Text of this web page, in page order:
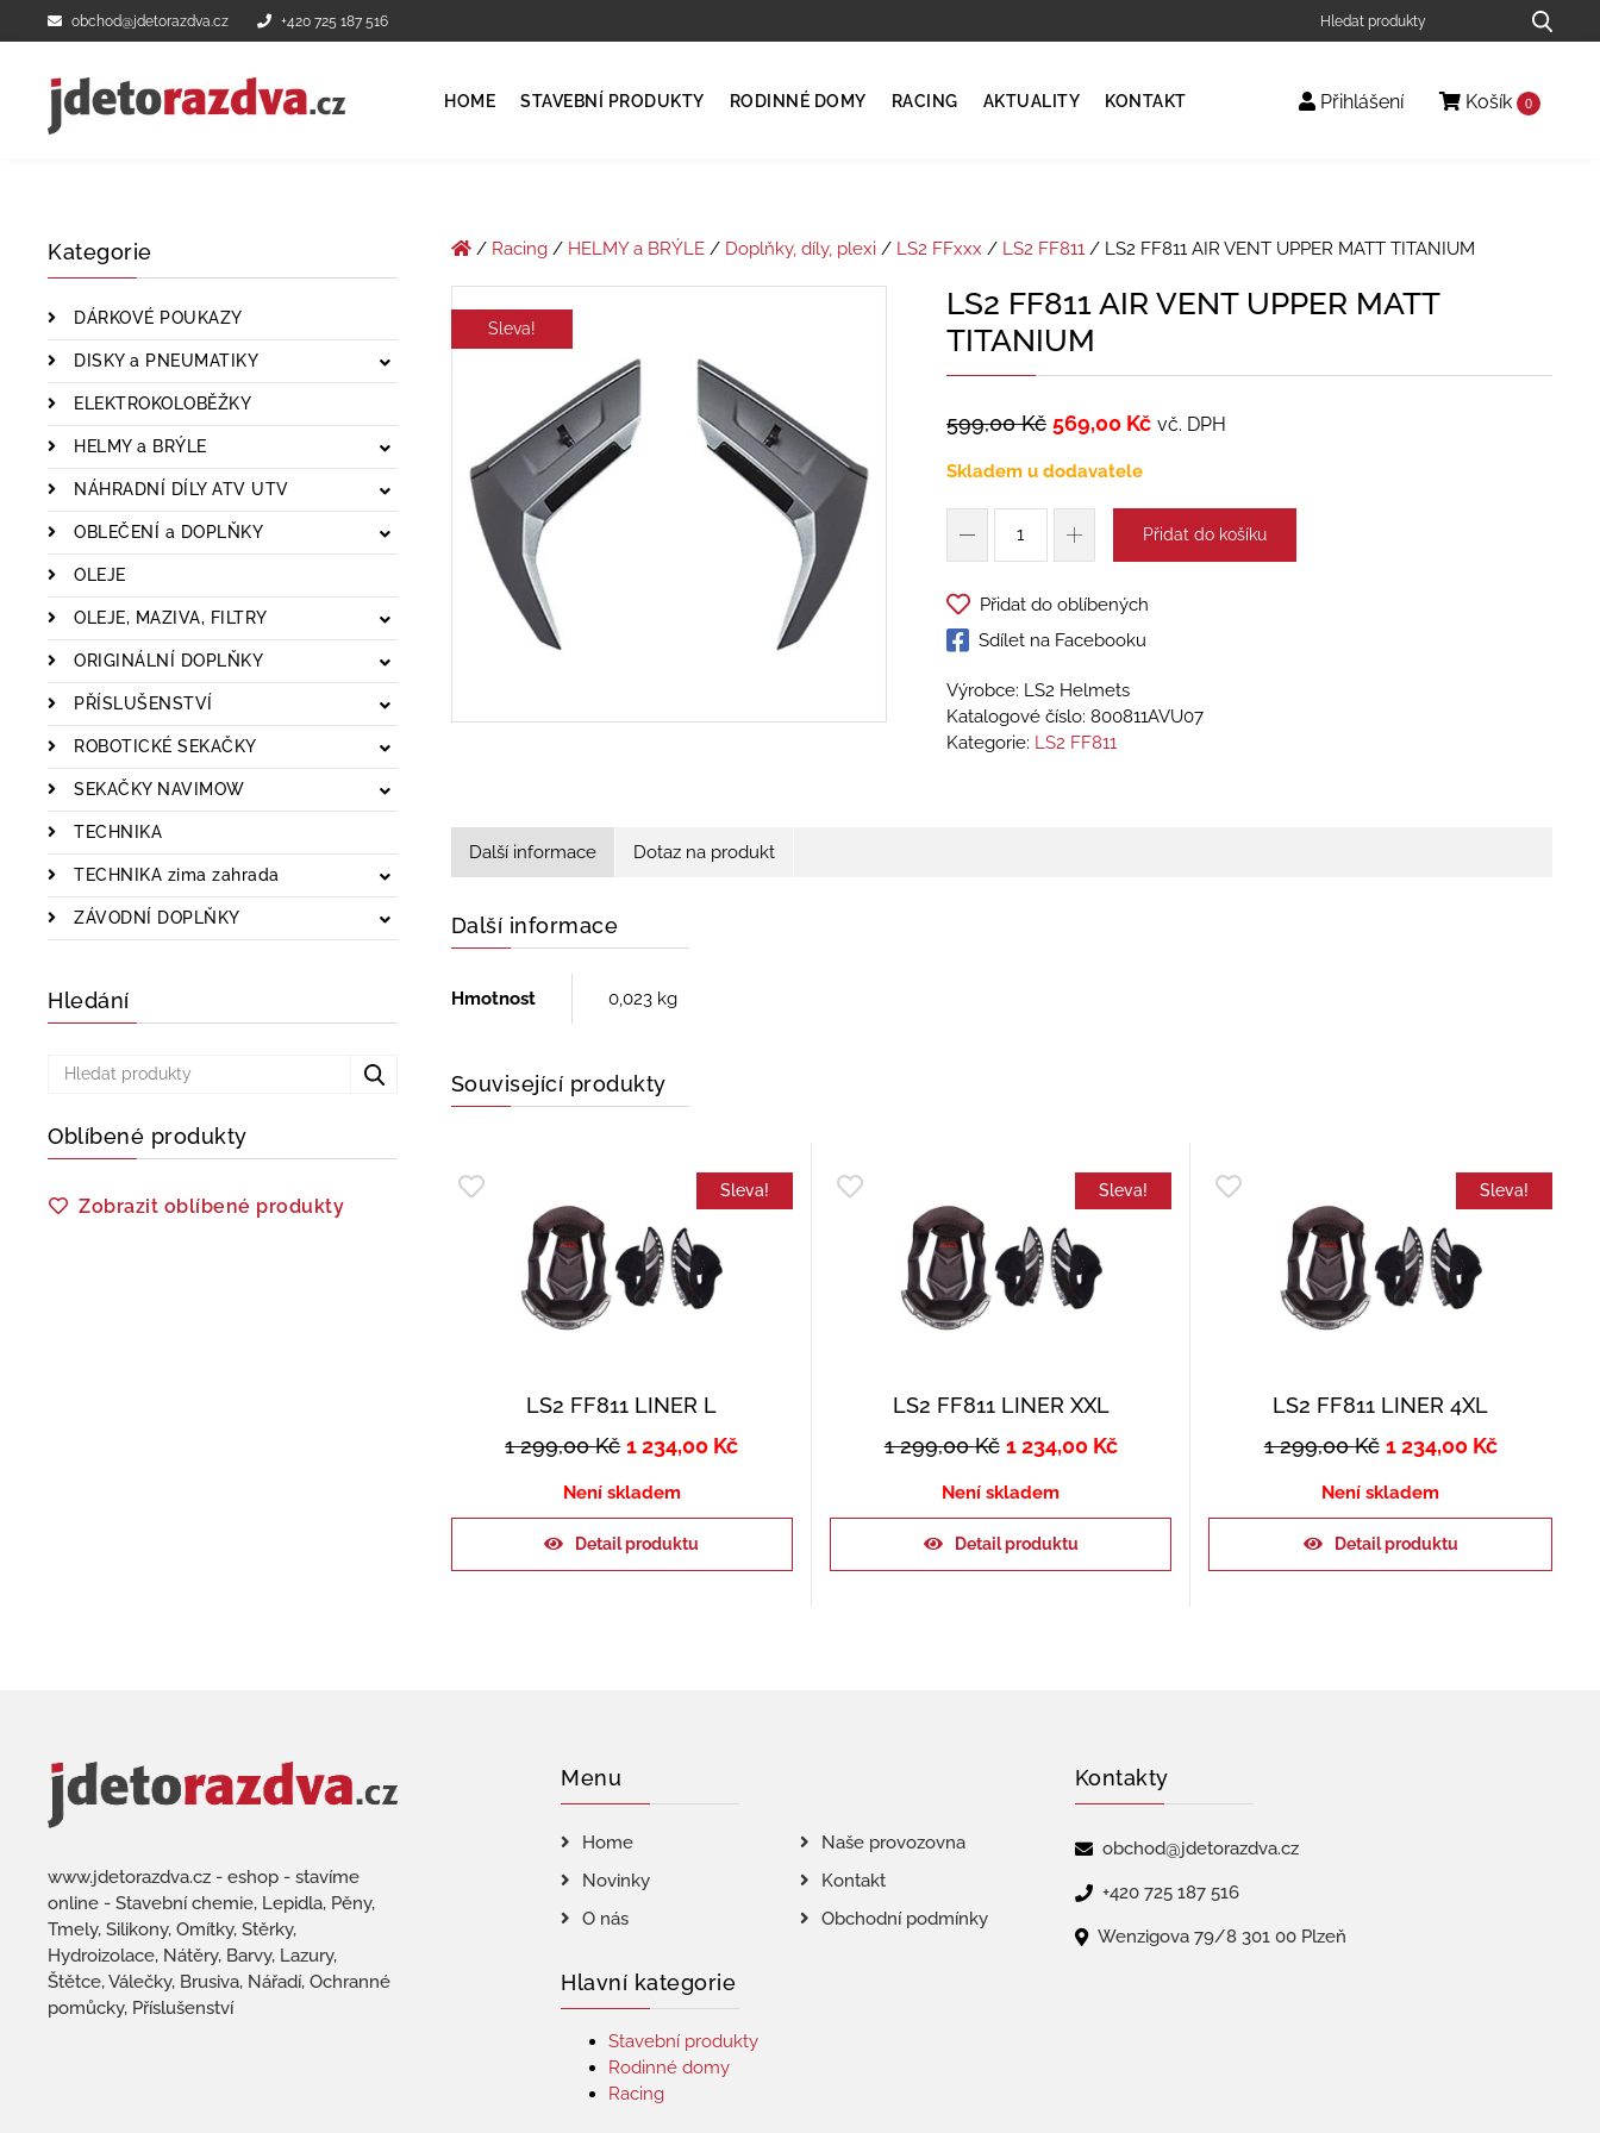
obchod@jdetorazdva.cz +420 725 187 516
HOME STAVEBNÍ PRODUKTY RODINNÉ DOMY RACING AKTUALITY KONTAKT Přihlášení Košík 0
Kategorie
DÁRKOVÉ POUKAZY
DISKY a PNEUMATIKY
ELEKTROKOLOBĚŽKY
HELMY a BRÝLE
NÁHRADNÍ DÍLY ATV UTV
OBLEČENÍ a DOPLŇKY
OLEJE
OLEJE, MAZIVA, FILTRY
ORIGINÁLNÍ DOPLŇKY
PŘÍSLUŠENSTVÍ
ROBOTICKÉ SEKAČKY
SEKAČKY NAVIMOW
TECHNIKA
TECHNIKA zima zahrada
ZÁVODNÍ DOPLŇKY
Hledání
Oblíbené produkty
Zobrazit oblíbené produkty
/ Racing/ HELMY a BRÝLE/ Doplňky, díly, plexi/ LS2 FFxxx / LS2 FF811 / LS2 FF811 AIR VENT UPPER MATT TITANIUM
Sleva!
LS2 FF811 AIR VENT UPPER MATT
TITANIUM
599,00Kč 569,00 Kč vč. DPH
Skladem u dodavatele
Přidat do košíku
Přidat do oblíbených
Sdílet na Facebooku
Výrobce: LS2 Helmets
Katalogové číslo: 800811AVU07
Kategorie: LS2 FF811
Další informace Dotaz na produkt
Další informace
Hmotnost 0,023 kg
Související produkty
Sleva!
LS2 FF811 LINER L
1 299,00Kč 1 234,00 Kč
Není skladem
Detail produktu
Sleva!
LS2 FF811 LINER XXL
1 299,00Kč 1 234,00 Kč
Není skladem
Detail produktu
Sleva!
LS2 FF811 LINER 4XL
1 299,00Kč 1 234,00 Kč
Není skladem
Detail produktu
www.jdetorazdva.cz - eshop - stavíme
online - Stavební chemie, Lepidla, Pěny,
Tmely, Silikony, Omítky, Stěrky,
Hydroizolace, Nátěry, Barvy, Lazury,
Štětce, Válečky, Brusiva, Nářadí, Ochranné
pomůcky, Příslušenství
Menu
Home
Naše provozovna
Novinky
Kontakt
O nás
Obchodní podmínky
Hlavní kategorie
Stavební produkty
Rodinné domy
Racing
Kontakty
obchod@jdetorazdva.cz
+420 725 187 516
Wenzigova 79/8 301 00 Plzeň